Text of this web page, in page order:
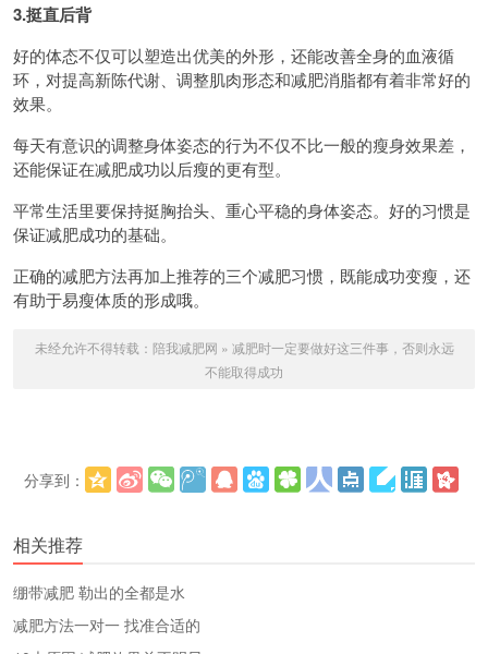
3.挺直后背
好的体态不仅可以塑造出优美的外形，还能改善全身的血液循
环，对提高新陈代谢、调整肌肉形态和减肥消脂都有着非常好的
效果。
每天有意识的调整身体姿态的行为不仅不比一般的瘦身效果差，
还能保证在减肥成功以后瘦的更有型。
平常生活里要保持挺胸抬头、重心平稳的身体姿态。好的习惯是
保证减肥成功的基础。
正确的减肥方法再加上推荐的三个减肥习惯，既能成功变瘦，还
有助于易瘦体质的形成哦。
未经允许不得转载： 陪我减肥网 » 减肥时一定要做好这三件事，否则永远
不能取得成功
分享到：
相关推荐
绷带减肥 勒出的全都是水
减肥方法一对一 找准合适的